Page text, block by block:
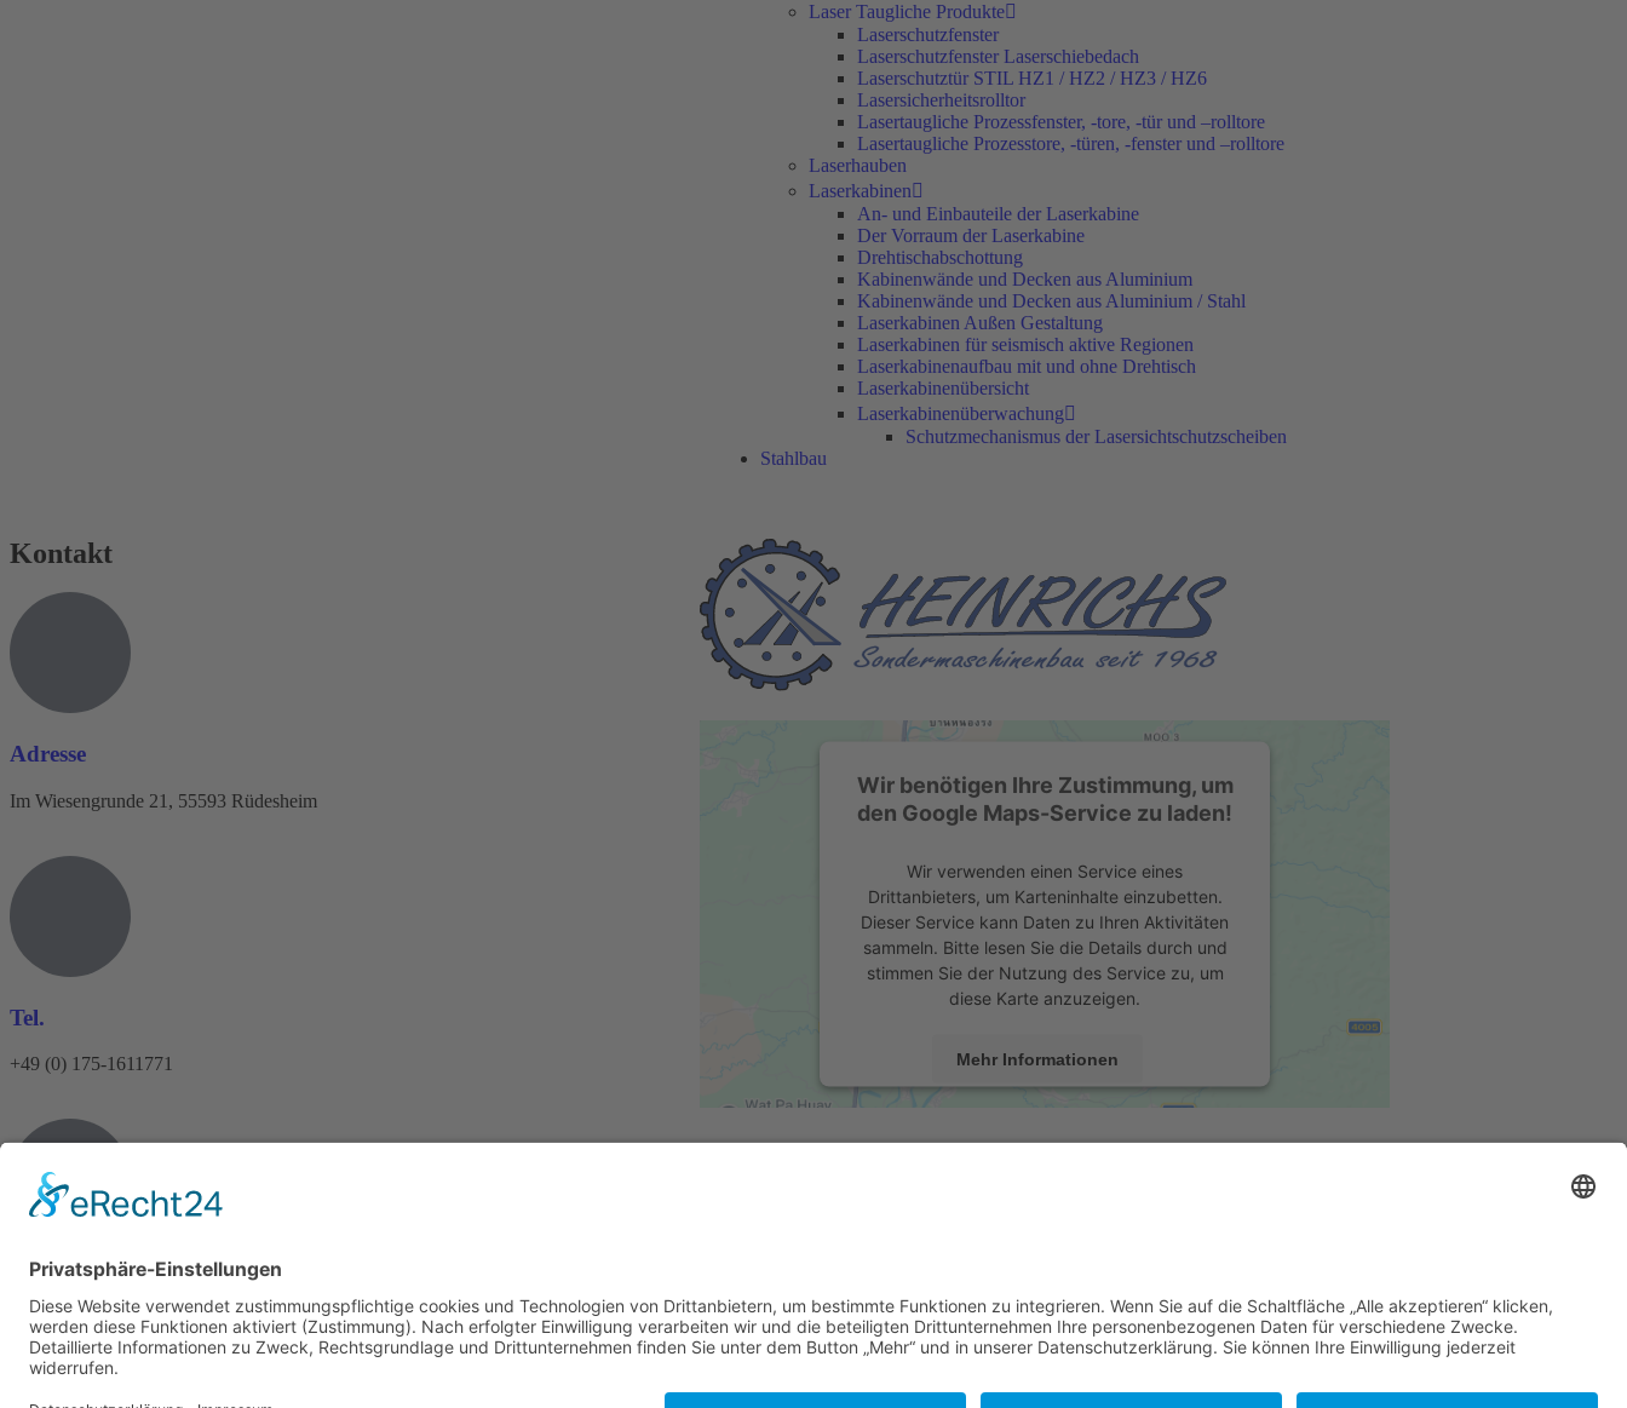
Laser Taugliche Produkte
Laserschutzfenster
Laserschutzfenster Laserschiebedach
Laserschutztür STIL HZ1 / HZ2 / HZ3 / HZ6
Lasersicherheitsrolltor
Lasertaugliche Prozessfenster, -tore, -tür und –rolltore
Lasertaugliche Prozesstore, -türen, -fenster und –rolltore
Laserhauben
Laserkabinen
An- und Einbauteile der Laserkabine
Der Vorraum der Laserkabine
Drehtischabschottung
Kabinenwände und Decken aus Aluminium
Kabinenwände und Decken aus Aluminium / Stahl
Laserkabinen Außen Gestaltung
Laserkabinen für seismisch aktive Regionen
Laserkabinenaufbau mit und ohne Drehtisch
Laserkabinenübersicht
Laserkabinenüberwachung
Schutzmechanismus der Lasersichtschutzscheiben
Stahlbau
Kontakt
Adresse
Im Wiesengrunde 21, 55593 Rüdesheim
Tel.
+49 (0) 175-1611771
E-Mail
info@heinrichs-anlagenbau.de
Wir benötigen Ihre Zustimmung, um
den Google Maps-Service zu laden!
Wir verwenden einen Service eines
Drittanbieters, um Karteninhalte einzubetten.
Dieser Service kann Daten zu Ihren Aktivitäten
sammeln. Bitte lesen Sie die Details durch und
stimmen Sie der Nutzung des Service zu, um
diese Karte anzuzeigen.
Mehr Informationen
Impressum